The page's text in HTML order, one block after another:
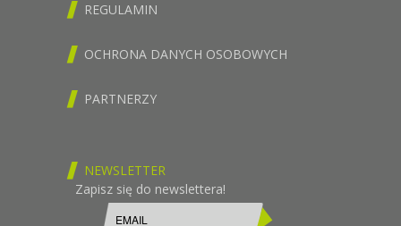
REGULAMIN
OCHRONA DANYCH OSOBOWYCH
PARTNERZY
NEWSLETTER
Zapisz się do newslettera!